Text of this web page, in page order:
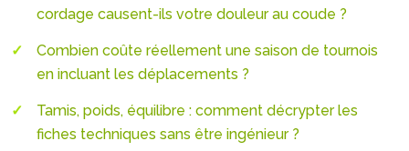
cordage causent-ils votre douleur au coude ?
Combien coûte réellement une saison de tournois
en incluant les déplacements ?
Tamis, poids, équilibre : comment décrypter les
fiches techniques sans être ingénieur ?